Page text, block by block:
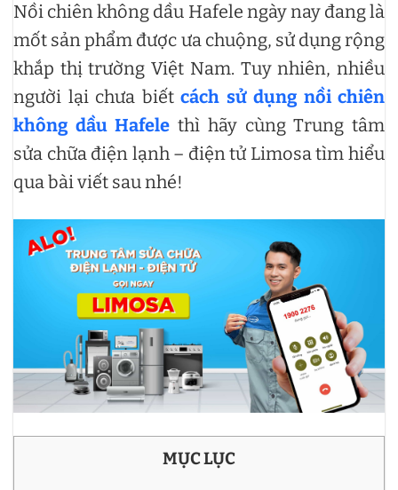
Nồi chiên không dầu Hafele ngày nay đang là
mốt sản phẩm được ưa chuộng, sử dụng rộng
khắp thị trường Việt Nam. Tuy nhiên, nhiều
người lại chưa biết cách sử dụng nồi chiên
không dầu Hafele thì hãy cùng Trung tâm
sửa chữa điện lạnh – điện tử Limosa tìm hiểu
qua bài viết sau nhé!
MỤC LỤC